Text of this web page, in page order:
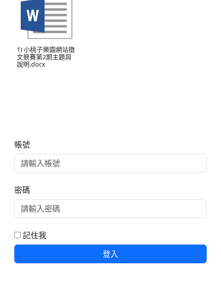
1) 小桃子樂園網站徵
文競賽第2期主題與
說明.docx
帳號
密碼
記住我
登入